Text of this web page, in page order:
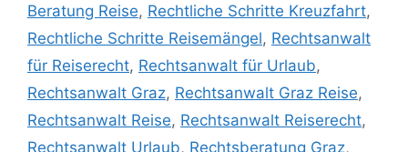
Beratung Reise, Rechtliche Schritte Kreuzfahrt,
Rechtliche Schritte Reisemängel, Rechtsanwalt
für Reiserecht, Rechtsanwalt für Urlaub,
Rechtsanwalt Graz, Rechtsanwalt Graz Reise,
Rechtsanwalt Reise, Rechtsanwalt Reiserecht,
Rechtsanwalt Urlaub, Rechtsberatung Graz,